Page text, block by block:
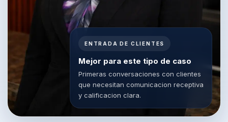
ENTRADA DE CLIENTES
Mejor para este tipo de caso
Primeras conversaciones con clientes
que necesitan comunicacion receptiva
y calificacion clara.